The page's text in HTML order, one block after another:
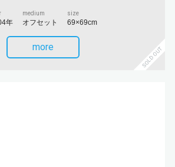
年
medium
オフセット
size
69×69cm
SOLD OUT
more